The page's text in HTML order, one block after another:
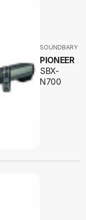
SOUNDBARY
PIONEER
SBX-
N700